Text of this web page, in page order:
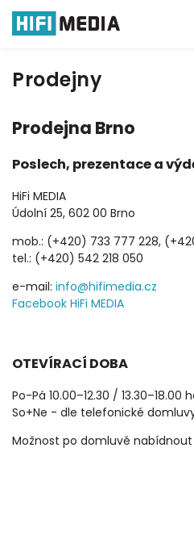
Prodejny
Prodejna Brno
Poslech, prezentace a
HiFi MEDIA
Údolní 25, 602 00 Brno
mob.: (+420) 733 777 228,
tel.: (+420) 542 218 050
e-mail: info@hifimedia.cz
Facebook HiFi MEDIA
OTEVÍRACÍ DOBA
Po-Pá 10.00–12.30 / 13.30–18.00
So+Ne - dle telefonické
Možnost po domluvě